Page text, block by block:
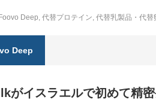
Foovo Deep, 代替プロテイン, 代替乳製品・代替
Deep
がイスラエルで初めて精